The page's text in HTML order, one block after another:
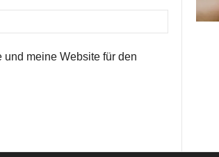
meine Website für den